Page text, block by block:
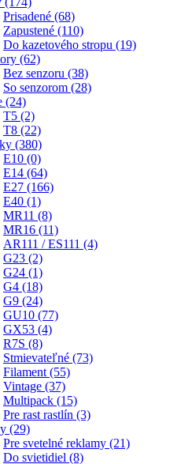
Prisadené (68)
Zapustené (110)
Do kazetového stropu (19)
(62)
Bez senzoru (38)
So senzorom (28)
(24)
T5 (2)
T8 (22)
(380)
E10 (0)
E14 (64)
E27 (166)
E40 (1)
MR11 (8)
MR16 (11)
AR111 / ES111 (4)
G23 (2)
G24 (1)
G4 (18)
G9 (24)
GU10 (77)
GX53 (4)
R7S (8)
Stmievateľné (73)
Filament (55)
Vintage (37)
Multipack (15)
Pre rast rastlín (3)
(29)
Pre svetelné reklamy (21)
Do svietidiel (8)